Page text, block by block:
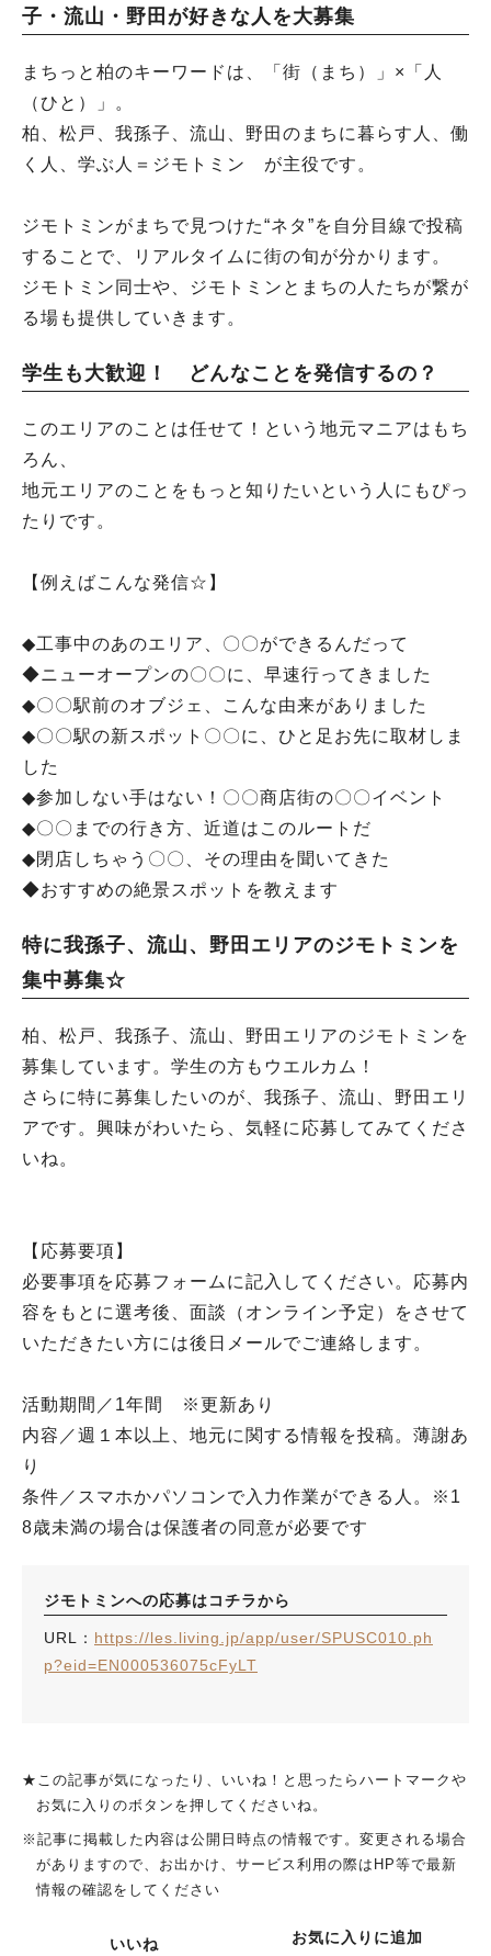
子・流山・野田が好きな人を大募集
まちっと柏のキーワードは、「街（まち）」×「人
（ひと）」。
柏、松戸、我孫子、流山、野田のまちに暮らす人、働
く人、学ぶ人＝ジモトミン が主役です。
ジモトミンがまちで見つけた“ネタ”を自分目線で投稿
することで、リアルタイムに街の旬が分かります。
ジモトミン同士や、ジモトミンとまちの人たちが繋が
る場も提供していきます。
学生も大歓迎！ どんなことを発信するの？
このエリアのことは任せて！という地元マニアはもち
ろん、
地元エリアのことをもっと知りたいという人にもぴっ
たりです。
【例えばこんな発信☆】
◆工事中のあのエリア、〇〇ができるんだって
◆ニューオープンの〇〇に、早速行ってきました
◆〇〇駅前のオブジェ、こんな由来がありました
◆〇〇駅の新スポット〇〇に、ひと足お先に取材しま
した
◆参加しない手はない！〇〇商店街の〇〇イベント
◆〇〇までの行き方、近道はこのルートだ
◆閉店しちゃう〇〇、その理由を聞いてきた
◆おすすめの絶景スポットを教えます
特に我孫子、流山、野田エリアのジモトミンを
集中募集☆
柏、松戸、我孫子、流山、野田エリアのジモトミンを
募集しています。学生の方もウエルカム！
さらに特に募集したいのが、我孫子、流山、野田エリ
アです。興味がわいたら、気軽に応募してみてくださ
いね。
【応募要項】
必要事項を応募フォームに記入してください。応募内
容をもとに選考後、面談（オンライン予定）をさせて
いただきたい方には後日メールでご連絡します。
活動期間／1年間 ※更新あり
内容／週１本以上、地元に関する情報を投稿。薄謝あ
り
条件／スマホかパソコンで入力作業ができる人。※1
8歳未満の場合は保護者の同意が必要です
ジモトミンへの応募はコチラから
URL： https://les.living.jp/app/user/SPUSC010.ph
p?eid=EN000536075cFyLT
★この記事が気になったり、いいね！と思ったらハートマークや
お気に入りのボタンを押してくださいね。
※記事に掲載した内容は公開日時点の情報です。変更される場合
がありますので、お出かけ、サービス利用の際はHP等で最新
情報の確認をしてください
いいね お気に入りに追加